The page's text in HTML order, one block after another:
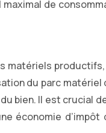
de
matériels
du parc
bien. Il est crucial
économie d’impôt